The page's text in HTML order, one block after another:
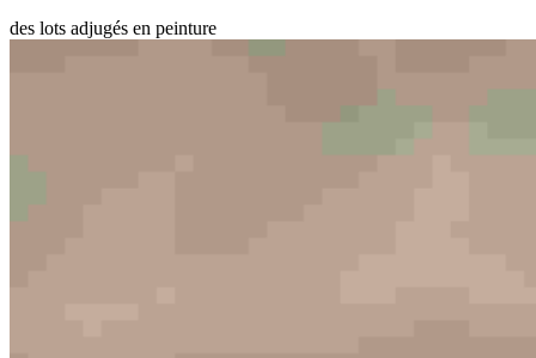
des lots adjugés en peinture